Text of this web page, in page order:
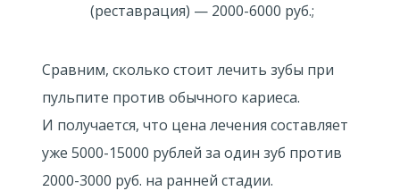
(реставрация) — 2000-6000 руб.;
Сравним, сколько стоит лечить зубы при
пульпите против обычного кариеса.
И получается, что цена лечения составляет
уже 5000-15000 рублей за один зуб против
2000-3000 руб. на ранней стадии.